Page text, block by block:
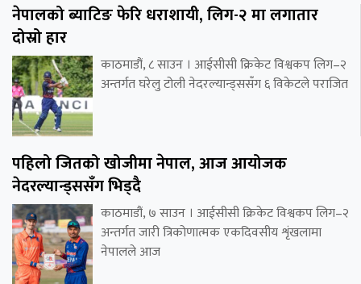
नेपालको ब्याटिङ फेरि धराशायी, लिग-२ मा लगातार
दोस्रो हार
काठमाडौं, ८ साउन । आईसीसी क्रिकेट विश्वकप लिग–२
अन्तर्गत घरेलु टोली नेदरल्यान्ड्ससँग ६ विकेटले पराजित
पहिलो जितको खोजीमा नेपाल, आज आयोजक
नेदरल्यान्ड्ससँग भिड्दै
काठमाडौं, ७ साउन । आईसीसी क्रिकेट विश्वकप लिग–२
अन्तर्गत जारी त्रिकोणात्मक एकदिवसीय शृंखलामा
नेपालले आज